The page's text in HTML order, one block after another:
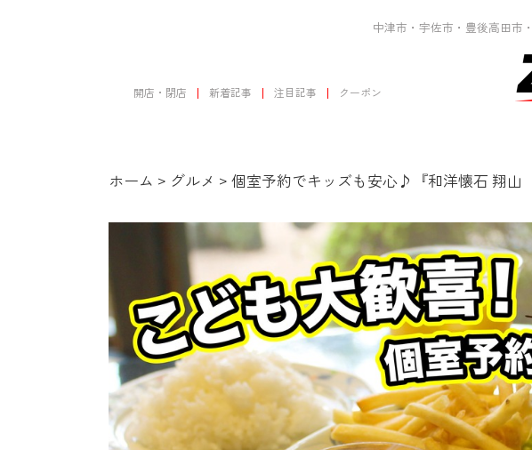
中津市・宇佐市・豊後高田市
開店・閉店 新着記事 注目記事 クーポン
ホーム > グルメ > 個室予約でキッズも安心♪『和洋懐石 翔山